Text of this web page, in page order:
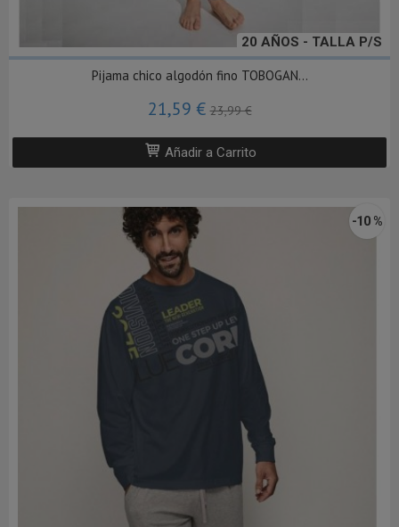
20 AÑOS - TALLA P/S
Pijama chico algodón fino TOBOGAN...
21,59 €23,99 €
Añadir a Carrito
-10 %